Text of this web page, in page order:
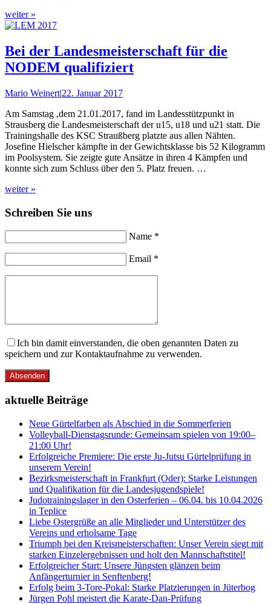
weiter »
Bei der Landesmeisterschaft für die
NODEM qualifiziert
Mario Weinert|22. Januar 2017
Am Samstag ,dem 21.01.2017, fand im Landesstützpunkt in
Strausberg die Landesmeisterschaft der u15, u18 und u21 statt. Die
Trainingshalle des KSC Straußberg platzte aus allen Nähten.
Josefine Hielscher kämpfte in der Gewichtsklasse bis 52 Kilogramm
im Poolsystem. Sie zeigte gute Ansätze in ihren 4 Kämpfen und
konnte sich zum Schluss über den 5. Platz freuen. …
weiter »
Schreiben Sie uns
Name *
Email *
Ich bin damit einverstanden, die oben genannten Daten zu
speichern und zur Kontaktaufnahme zu verwenden.
Absenden
aktuelle Beiträge
Neue Gürtelfarben als Abschied in die Sommerferien
Volleyball-Dienstagsrunde: Gemeinsam spielen von 19:00–
21:00 Uhr!
Erfolgreiche Premiere: Die erste Ju-Jutsu Gürtelprüfung in
unserem Verein!
Bezirksmeisterschaft in Frankfurt (Oder): Starke Leistungen
und Qualifikation für die Landesjugendspiele!
Judotrainingslager in den Osterferien – 06.04. bis 10.04.2026
in Teplice
Liebe Ostergrüße an alle Mitglieder und Unterstützer des
Vereins und erholsame Tage
Triumph bei den Kreismeisterschaften: Unser Verein siegt mit
starken Einzelergebnissen und holt den Mannschaftstitel!
Erfolgreicher Start: Unsere Jüngsten glänzen beim
Anfängerturnier in Senftenberg!
Erfolg beim 3-Tore-Pokal: Starke Platzierungen in Jüterbog
Jürgen Pohl meistert die Karate-Dan-Prüfung